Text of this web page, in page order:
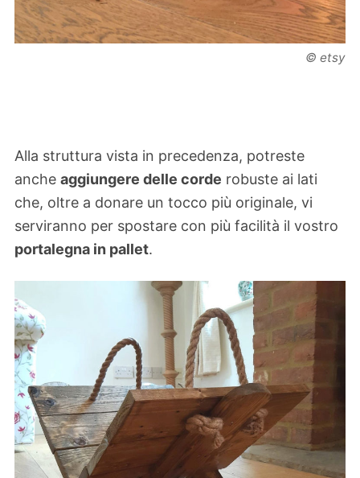
© etsy
Alla struttura vista in precedenza, potreste
anche aggiungere delle corde robuste ai lati
che, oltre a donare un tocco più originale, vi
serviranno per spostare con più facilità il vostro
portalegna in pallet.